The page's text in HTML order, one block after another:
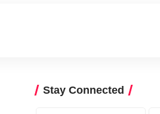
Stay Connected